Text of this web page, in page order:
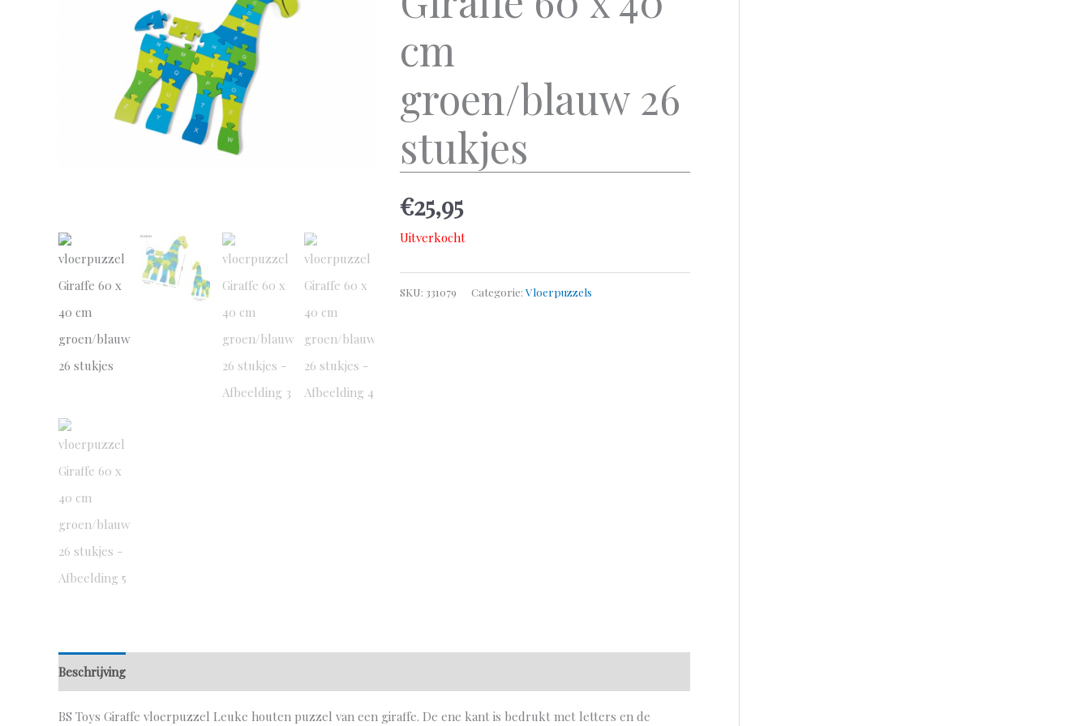
cm
groen/blauw 26
stukjes
€25,95
Uitverkocht
SKU: 331079 Categorie: Vloerpuzzels
Beschrijving
BS Toys Giraffe vloerpuzzel Leuke houten puzzel van een giraffe. De ene kant is bedrukt met letters en de